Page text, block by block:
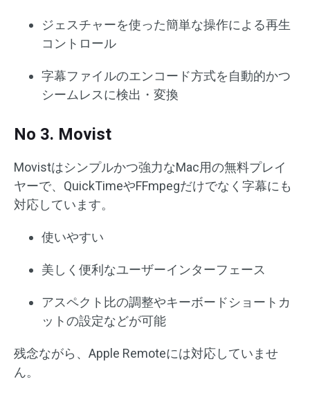
ジェスチャーを使った簡単な操作による再生
コントロール
字幕ファイルのエンコード方式を自動的かつ
シームレスに検出・変換
No 3. Movist
Movistはシンプルかつ強力なMac用の無料プレイ
ヤーで、QuickTimeやFFmpegだけでなく字幕にも
対応しています。
使いやすい
美しく便利なユーザーインターフェース
アスペクト比の調整やキーボードショートカ
ットの設定などが可能
残念ながら、Apple Remoteには対応していませ
ん。